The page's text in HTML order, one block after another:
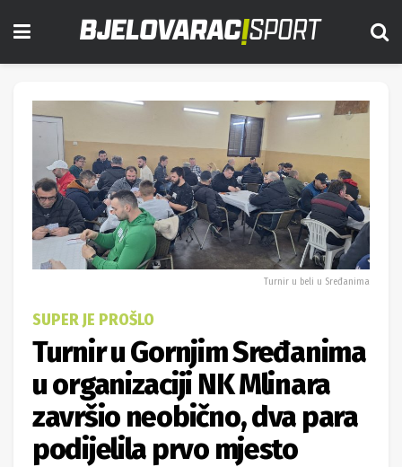
Turnir u beli u Sređanima
SUPER JE PROŠLO
Turnir u Gornjim Sređanima
u organizaciji NK Mlinara
završio neobično, dva para
podijelila prvo mjesto